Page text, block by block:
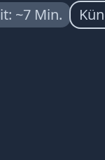
~7 Min.